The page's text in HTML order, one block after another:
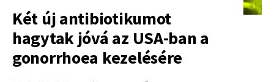
Két új antibiotikumot
hagytak jóvá az USA-ban a
gonorrhoea kezelésére